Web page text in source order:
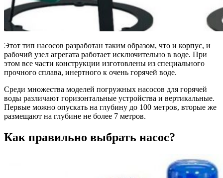
Этот тип насосов разработан таким образом, что и корпус, и
рабочий узел агрегата работает исключительно в воде. При
этом все части конструкции изготовлены из специального
прочного сплава, инертного к очень горячей воде.
Среди множества моделей погружных насосов для горячей
воды различают горизонтальные устройства и вертикальные.
Первые можно опускать на глубину до 100 метров, вторые же
размещают на глубине не более 7 метров.
Как правильно выбрать насос?